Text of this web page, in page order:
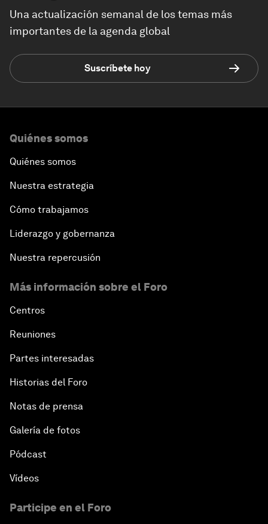
Una actualización semanal de los temas más
importantes de la agenda global
Suscríbete hoy
Quiénes somos
Quiénes somos
Nuestra estrategia
Cómo trabajamos
Liderazgo y gobernanza
Nuestra repercusión
Más información sobre el Foro
Centros
Reuniones
Partes interesadas
Historias del Foro
Notas de prensa
Galería de fotos
Pódcast
Vídeos
Participe en el Foro